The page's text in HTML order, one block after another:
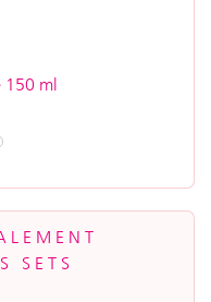
150 ml
SETS